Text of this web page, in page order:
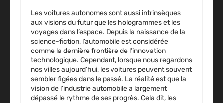
Les voitures autonomes sont aussi intrinsèques
aux visions du futur que les hologrammes et les
voyages dans l’espace. Depuis la naissance de la
science-fiction, l’automobile est considérée
comme la dernière frontière de l’innovation
technologique. Cependant, lorsque nous regardons
nos villes aujourd’hui, les voitures peuvent souvent
sembler figées dans le passé. La réalité est que la
vision de l’industrie automobile a largement
dépassé le rythme de ses progrès. Cela dit, les